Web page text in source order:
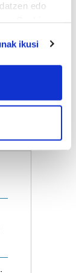
edo
it for
beste,
eta eduki
edukia
eta
ikusi